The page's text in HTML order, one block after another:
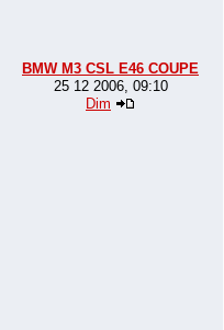
BMW M3 CSL E46 COUPE
25 12 2006, 09:10
Dim